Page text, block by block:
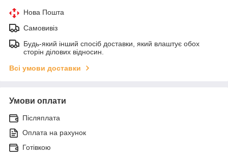
Нова Пошта
Самовивіз
Будь-який інший спосіб доставки, який влаштує обох
сторін ділових відносин.
Всі умови доставки
Умови оплати
Післяплата
Оплата на рахунок
Готівкою